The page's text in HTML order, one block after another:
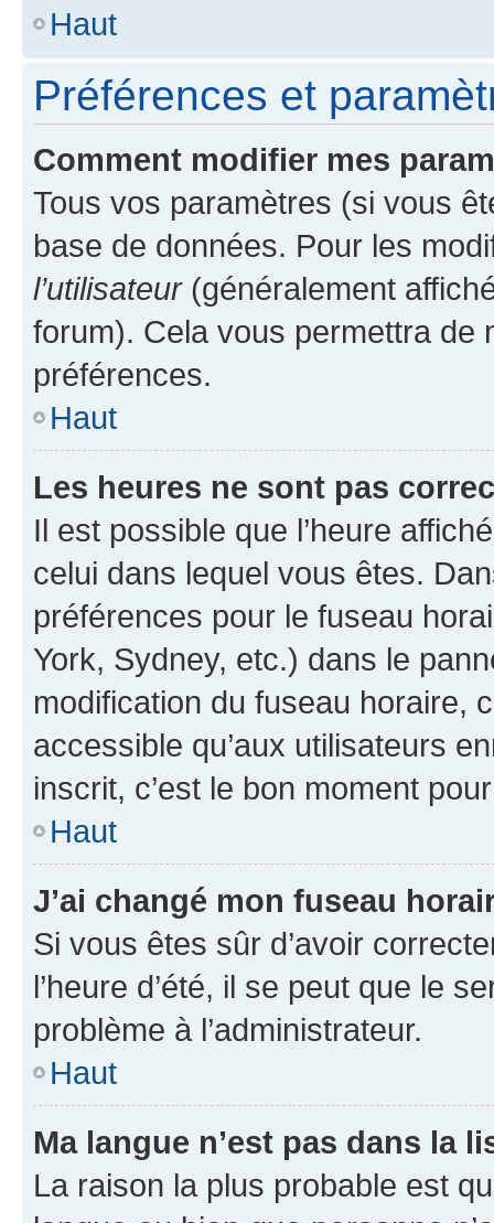
Haut
Préférences et
Comment modifier mes
Tous vos paramètres (si vous
base de données. Pour les
l’utilisateur(généralement
forum). Cela vous permettra de
préférences.
Haut
Les heures ne sont pas
Il est possible que l’heure
celui dans lequel vous êtes.
préférences pour le fuseau
York, Sydney, etc.) dans le
modification du fuseau horaire,
accessible qu’aux utilisateurs
inscrit, c’est le bon moment
Haut
J’ai changé mon fuseau
Si vous êtes sûr d’avoir
l’heure d’été, il se peut que le
problème à l’administrateur.
Haut
Ma langue n’est pas dans la
La raison la plus probable est